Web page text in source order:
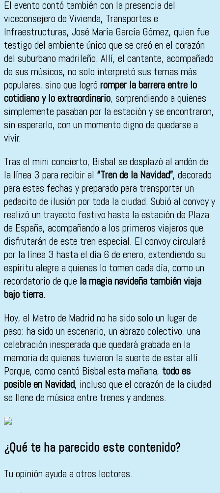
El evento contó también con la presencia del
viceconsejero de Vivienda, Transportes e
Infraestructuras, José María García Gómez, quien fue
testigo del ambiente único que se creó en el corazón
del suburbano madrileño. Allí, el cantante, acompañado
de sus músicos, no solo interpretó sus temas más
populares, sino que logró romper la barrera entre lo
cotidiano y lo extraordinario, sorprendiendo a quienes
simplemente pasaban por la estación y se encontraron,
sin esperarlo, con un momento digno de quedarse a
vivir.
Tras el mini concierto, Bisbal se desplazó al andén de
la línea 3 para recibir al “Tren de la Navidad”, decorado
para estas fechas y preparado para transportar un
pedacito de ilusión por toda la ciudad. Subió al convoy y
realizó un trayecto festivo hasta la estación de Plaza
de España, acompañando a los primeros viajeros que
disfrutarán de este tren especial. El convoy circulará
por la línea 3 hasta el día 6 de enero, extendiendo su
espíritu alegre a quienes lo tomen cada día, como un
recordatorio de que la magia navideña también viaja
bajo tierra.
Hoy, el Metro de Madrid no ha sido solo un lugar de
paso: ha sido un escenario, un abrazo colectivo, una
celebración inesperada que quedará grabada en la
memoria de quienes tuvieron la suerte de estar allí.
Porque, como cantó Bisbal esta mañana, todo es
posible en Navidad, incluso que el corazón de la ciudad
se llene de música entre trenes y andenes.
¿Qué te ha parecido este contenido?
Tu opinión ayuda a otros lectores.